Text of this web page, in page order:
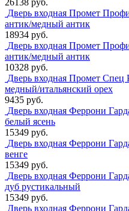
26138 руб.
Дверь входная Промет
антик/медный антик
18934 руб.
Дверь входная Промет
антик/медный антик
10328 руб.
Дверь входная Промет Спец
медный/итальянский орех
9435 руб.
Дверь входная Феррони
белый ясень
15349 руб.
Дверь входная Феррони
венге
15349 руб.
Дверь входная Феррони
дуб рустикальный
15349 руб.
Дверь входная Феррони